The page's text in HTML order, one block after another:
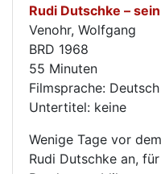
Rudi Dutschke –
Venohr, Wolfgang
BRD 1968
55 Minuten
Filmsprache: Deutsch
Untertitel: keine
Wenige Tage vor
Rudi Dutschke an,